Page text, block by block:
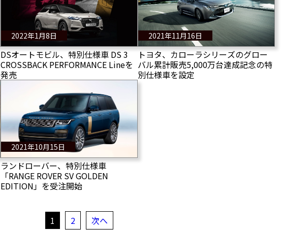
2022年1月8日
DSオートモビル、特別仕様車 DS 3
CROSSBACK PERFORMANCE Lineを
発売
2021年11月16日
トヨタ、カローラシリーズのグロー
バル累計販売5,000万台達成記念の特
別仕様車を設定
2021年10月15日
ランドローバー、特別仕様車
「RANGE ROVER SV GOLDEN
EDITION」を受注開始
1 2 次へ